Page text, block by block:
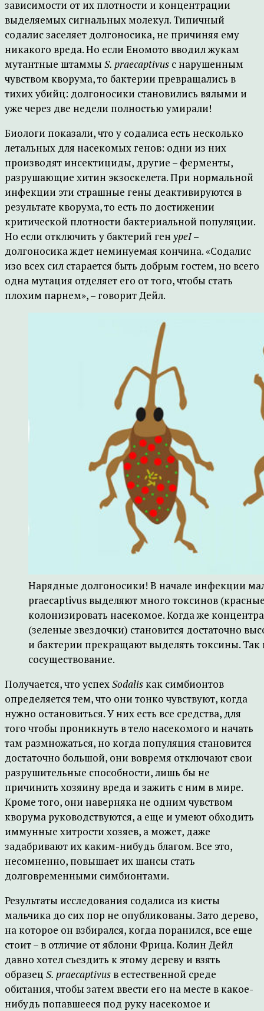
зависимости от их плотности и концентрации
выделяемых сигнальных молекул. Типичный
содалис заселяет долгоносика, не причиняя ему
никакого вреда. Но если Еномото вводил жукам
мутантные штаммы S. praecaptivus с нарушенным
чувством кворума, то бактерии превращались в
тихих убийц: долгоносики становились вялыми и
уже через две недели полностью умирали!
Биологи показали, что у содалиса есть несколько
летальных для насекомых генов: одни из них
производят инсектициды, другие – ферменты,
разрушающие хитин экзоскелета. При нормальной
инфекции эти страшные гены деактивируются в
результате кворума, то есть по достижении
критической плотности бактериальной популяции.
Но если отключить у бактерий ген ypeI–
долгоносика ждет неминуемая кончина. «Содалис
изо всех сил старается быть добрым гостем, но всего
одна мутация отделяет его от того, чтобы стать
плохим парнем», – говорит Дейл.
Нарядные долгоносики! В начале инфекции
praecaptivus выделяют много токсинов
колонизировать насекомое. Когда же
(зеленые звездочки) становится достаточно
и бактерии прекращают выделять токсины.
сосуществование.
Получается, что успехSodalis как симбионтов
определяется тем, что они тонко чувствуют, когда
нужно остановиться. У них есть все средства, для
того чтобы проникнуть в тело насекомого и начать
там размножаться, но когда популяция становится
достаточно большой, они вовремя отключают свои
разрушительные способности, лишь бы не
причинить хозяину вреда и зажить с ним в мире.
Кроме того, они наверняка не одним чувством
кворума руководствуются, а еще и умеют обходить
иммунные хитрости хозяев, а может, даже
задабривают их каким-нибудь благом. Все это,
несомненно, повышает их шансы стать
долговременными симбионтами.
Результаты исследования содалиса из кисты
мальчика до сих пор не опубликованы. Зато дерево,
на которое он взбирался, когда поранился, все еще
стоит – в отличие от яблони Фрица. Колин Дейл
давно хотел съездить к этому дереву и взять
образец S. praecaptivus в естественной среде
обитания, чтобы затем ввести его на месте в какое-
нибудь попавшееся под руку насекомое и